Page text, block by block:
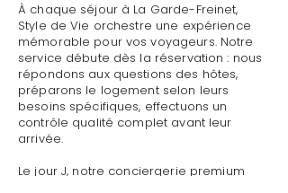
À chaque séjour à La Garde-Freinet,
Style de Vie orchestre une expérience
mémorable pour vos voyageurs. Notre
service débute dès la réservation : nous
répondons aux questions des hôtes,
préparons le logement selon leurs
besoins spécifiques, effectuons un
contrôle qualité complet avant leur
arrivée.
Le jour J, notre conciergerie premium